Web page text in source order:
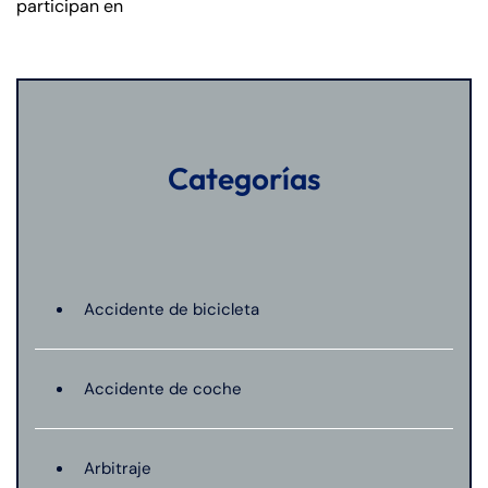
participan en
Categorías
Accidente de bicicleta
Accidente de coche
Arbitraje